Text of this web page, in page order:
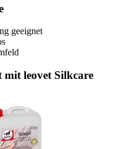
geeignet
mit leovet Silkcare